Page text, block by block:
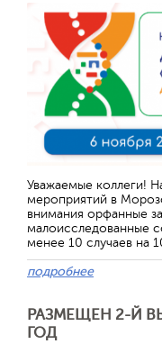
Уважаемые коллеги!
мероприятий в
внимания орфанные
малоисследованные
менее 10 случаев на
подробнее
РАЗМЕЩЕН 2-Й
ГОД